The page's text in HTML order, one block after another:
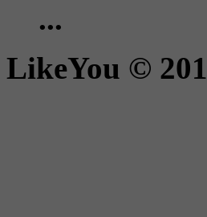
...
LikeYou ©